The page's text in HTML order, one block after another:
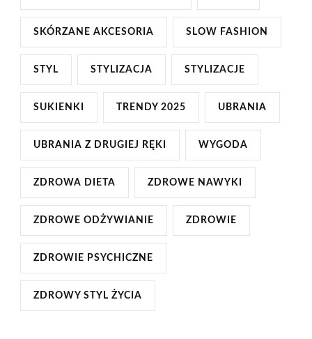
SKÓRZANE AKCESORIA SLOW FASHION
STYL STYLIZACJA STYLIZACJE
SUKIENKI TRENDY 2025 UBRANIA
UBRANIA Z DRUGIEJ RĘKI WYGODA
ZDROWA DIETA ZDROWE NAWYKI
ZDROWE ODŻYWIANIE ZDROWIE
ZDROWIE PSYCHICZNE
ZDROWY STYL ŻYCIA